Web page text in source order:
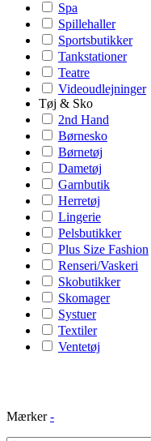
Spa
Spillehaller
Sportsbutikker
Tankstationer
Teatre
Videoudlejninger
Tøj & Sko
2nd Hand
Børnesko
Børnetøj
Dametøj
Garnbutik
Herretøj
Lingerie
Pelsbutikker
Plus Size Fashion
Renseri/Vaskeri
Skobutikker
Skomager
Systuer
Textiler
Ventetøj
Mærker -